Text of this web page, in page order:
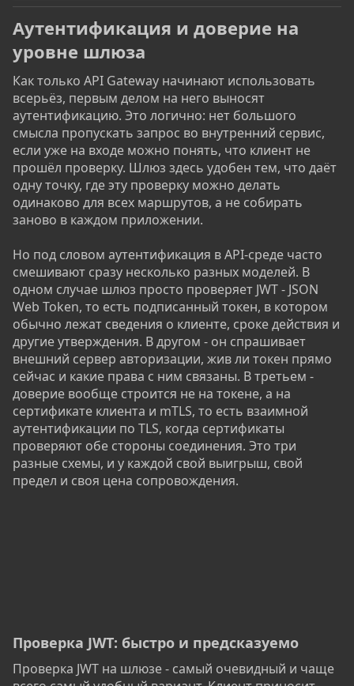
Аутентификация и доверие на
уровне шлюза​
Как только API Gateway начинают использовать
всерьёз, первым делом на него выносят
аутентификацию. Это логично: нет большого
смысла пропускать запрос во внутренний сервис,
если уже на входе можно понять, что клиент не
прошёл проверку. Шлюз здесь удобен тем, что даёт
одну точку, где эту проверку можно делать
одинаково для всех маршрутов, а не собирать
заново в каждом приложении.
Но под словом аутентификация в API-среде часто
смешивают сразу несколько разных моделей. В
одном случае шлюз просто проверяет JWT - JSON
Web Token, то есть подписанный токен, в котором
обычно лежат сведения о клиенте, сроке действия и
другие утверждения. В другом - он спрашивает
внешний сервер авторизации, жив ли токен прямо
сейчас и какие права с ним связаны. В третьем -
доверие вообще строится не на токене, а на
сертификате клиента и mTLS, то есть взаимной
аутентификации по TLS, когда сертификаты
проверяют обе стороны соединения. Это три
разные схемы, и у каждой свой выигрыш, свой
предел и своя цена сопровождения.
Проверка JWT: быстро и предсказуемо​
Проверка JWT на шлюзе - самый очевидный и чаще